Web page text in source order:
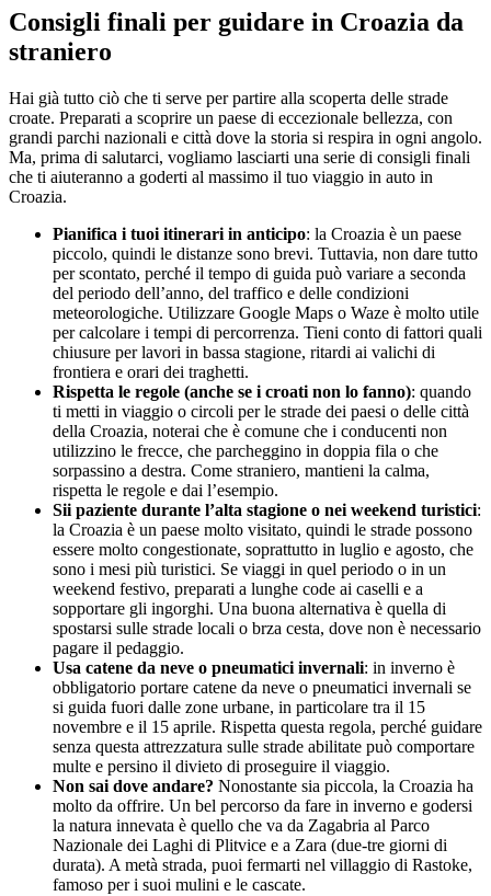
Consigli finali per guidare in Croazia da
straniero
Hai già tutto ciò che ti serve per partire alla scoperta delle strade
croate. Preparati a scoprire un paese di eccezionale bellezza, con
grandi parchi nazionali e città dove la storia si respira in ogni angolo.
Ma, prima di salutarci, vogliamo lasciarti una serie di consigli finali
che ti aiuteranno a goderti al massimo il tuo viaggio in auto in
Croazia.
Pianifica i tuoi itinerari in anticipo: la Croazia è un paese
piccolo, quindi le distanze sono brevi. Tuttavia, non dare tutto
per scontato, perché il tempo di guida può variare a seconda
del periodo dell’anno, del traffico e delle condizioni
meteorologiche. Utilizzare Google Maps o Waze è molto utile
per calcolare i tempi di percorrenza. Tieni conto di fattori quali
chiusure per lavori in bassa stagione, ritardi ai valichi di
frontiera e orari dei traghetti.
Rispetta le regole (anche se i croati non lo fanno): quando
ti metti in viaggio o circoli per le strade dei paesi o delle città
della Croazia, noterai che è comune che i conducenti non
utilizzino le frecce, che parcheggino in doppia fila o che
sorpassino a destra. Come straniero, mantieni la calma,
rispetta le regole e dai l’esempio.
Sii paziente durante l’alta stagione o nei weekend turistici:
la Croazia è un paese molto visitato, quindi le strade possono
essere molto congestionate, soprattutto in luglio e agosto, che
sono i mesi più turistici. Se viaggi in quel periodo o in un
weekend festivo, preparati a lunghe code ai caselli e a
sopportare gli ingorghi. Una buona alternativa è quella di
spostarsi sulle strade locali o brza cesta, dove non è necessario
pagare il pedaggio.
Usa catene da neve o pneumatici invernali: in inverno è
obbligatorio portare catene da neve o pneumatici invernali se
si guida fuori dalle zone urbane, in particolare tra il 15
novembre e il 15 aprile. Rispetta questa regola, perché guidare
senza questa attrezzatura sulle strade abilitate può comportare
multe e persino il divieto di proseguire il viaggio.
Non sai dove andare? Nonostante sia piccola, la Croazia ha
molto da offrire. Un bel percorso da fare in inverno e godersi
la natura innevata è quello che va da Zagabria al Parco
Nazionale dei Laghi di Plitvice e a Zara (due-tre giorni di
durata). A metà strada, puoi fermarti nel villaggio di Rastoke,
famoso per i suoi mulini e le cascate.